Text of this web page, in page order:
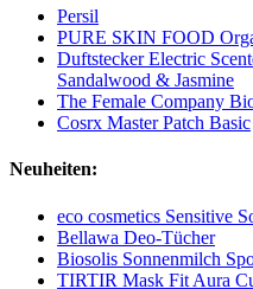
Persil
PURE SKIN FOOD
Duftstecker Electric
Sandalwood & Jasmine
The Female Company
Cosrx Master Patch Basic
Neuheiten:
eco cosmetics Sensitive
Bellawa Deo-Tücher
Biosolis Sonnenmilch
TIRTIR Mask Fit Aura